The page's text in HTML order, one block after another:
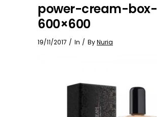
power-cream-box-
600×600
19/11/2017 In ByNuria